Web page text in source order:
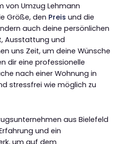
von Umzug Lehmann
Größe, den Preis und die
auch deine persönlichen
Ausstattung und
uns Zeit, um deine Wünsche
dir eine professionelle
nach einer Wohnung in
stressfrei wie möglich zu
aus Bielefeld
und ein